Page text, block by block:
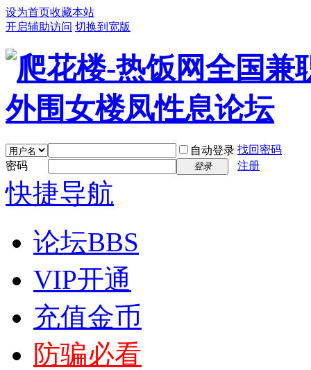
设为首页收藏本站
开启辅助访问 切换到宽版
自动登录 找回密码
密码
登录 注册
快捷导航
论坛BBS
VIP开通
充值金币
防骗必看